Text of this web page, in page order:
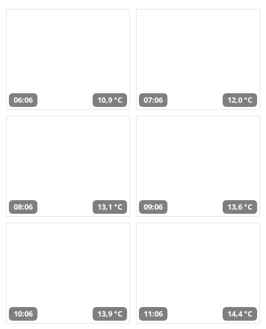
06:06 10,9 °C 07:06 12,0 °C
08:06 13,1 °C 09:06 13,6 °C
10:06 13,9 °C 11:06 14,4 °C